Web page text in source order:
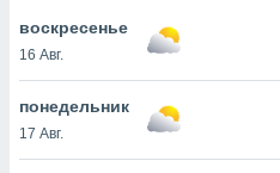
установки
воскресенье
16 Авг.
понедельник
17 Авг.